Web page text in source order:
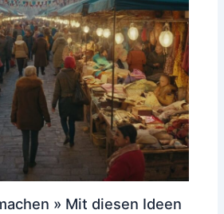
» Mit diesen Ideen